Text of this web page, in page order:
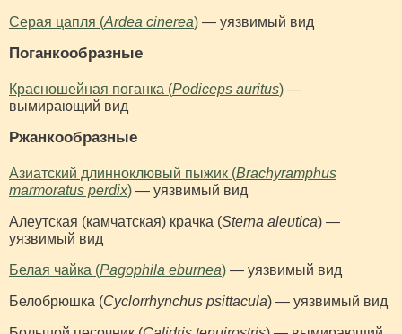
Серая цапля (Ardea cinerea) — уязвимый вид
Поганкообразные
Красношейная поганка (Podiceps auritus) —
вымирающий вид
Ржанкообразные
Азиатский длинноклювый пыжик (Brachyramphus
marmoratus perdix) — уязвимый вид
Алеутская (камчатская) крачка (Sterna aleutica) —
уязвимый вид
Белая чайка (Pagophila eburnea) — уязвимый вид
Белобрюшка (Cyclorrhynchus psittacula) — уязвимый вид